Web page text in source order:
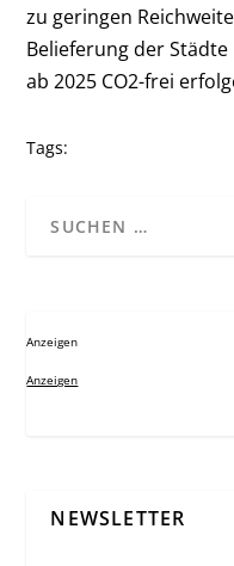
zu geringen
Belieferung der
ab 2025 CO2-frei
Tags:
Anzeigen
Anzeigen
NEWSLETTER